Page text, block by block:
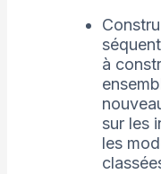
à
sur les
les